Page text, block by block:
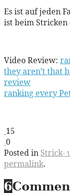
Es ist auf jeden
ist beim Stricken
Video Review:
they aren’t that
review
ranking every
15
0
Posted in Strick-
permalink.
6